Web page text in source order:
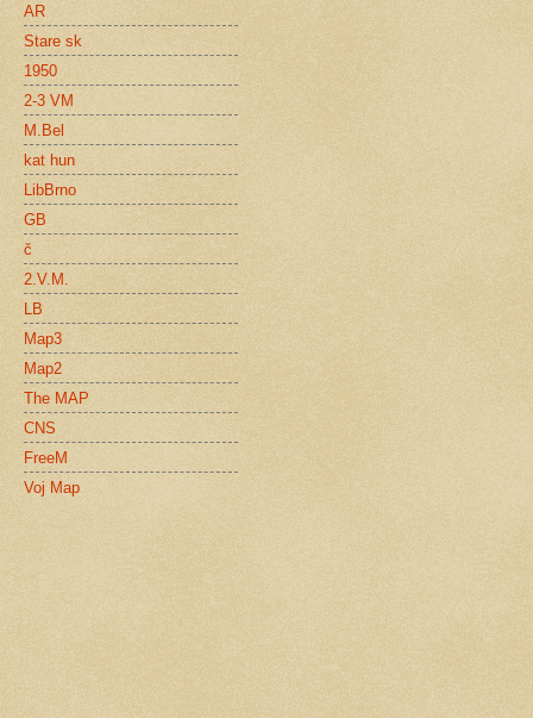
AR
Stare sk
1950
2-3 VM
M.Bel
kat hun
LibBrno
GB
č
2.V.M.
LB
Map3
Map2
The MAP
CNS
FreeM
Voj Map